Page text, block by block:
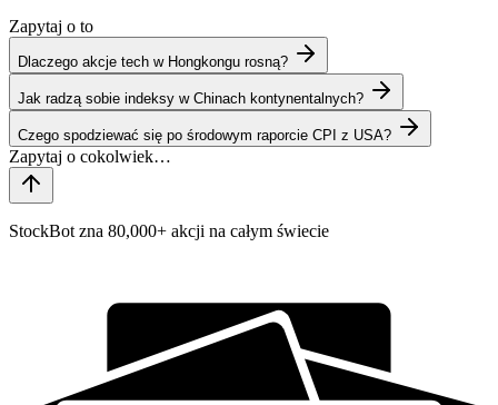
Zapytaj o to
Dlaczego akcje tech w Hongkongu rosną?
Jak radzą sobie indeksy w Chinach kontynentalnych?
Czego spodziewać się po środowym raporcie CPI z USA?
StockBot zna 80,000+ akcji na całym świecie